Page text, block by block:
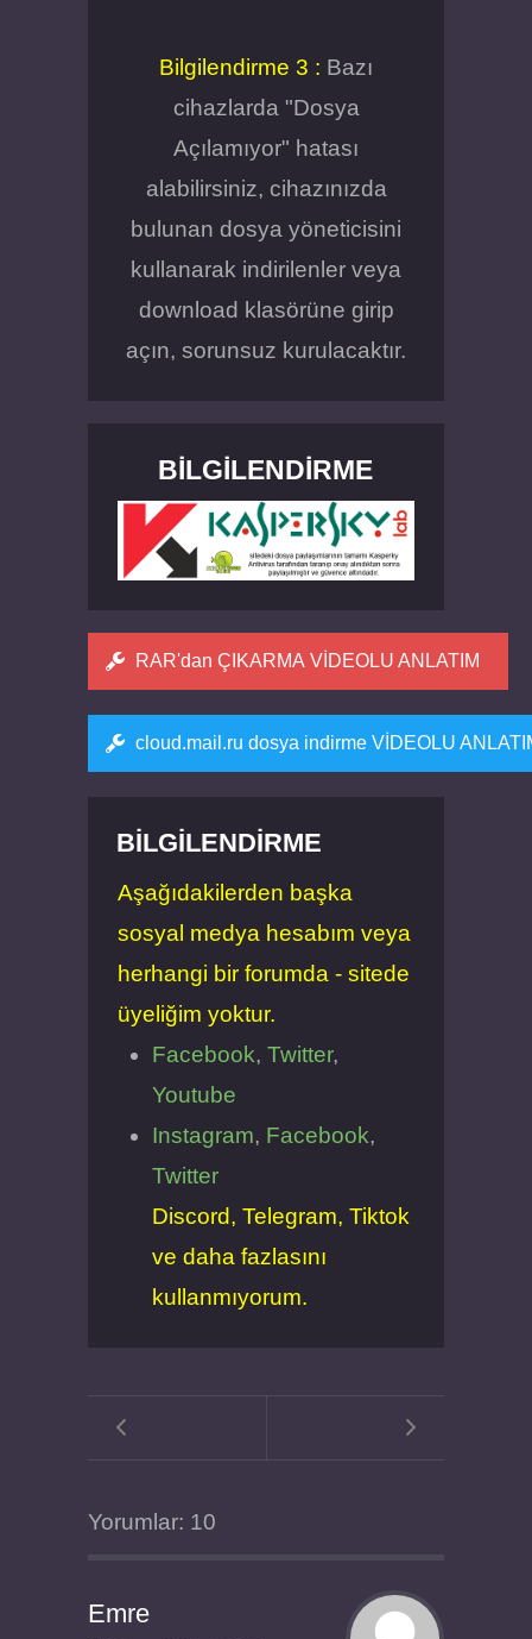
Bilgilendirme 3 : Bazı
cihazlarda "Dosya
Açılamıyor" hatası
alabilirsiniz, cihazınızda
bulunan dosya yöneticisini
kullanarak indirilenler veya
download klasörüne girip
açın, sorunsuz kurulacaktır.
BILGILENDIRME
RAR'dan ÇIKARMA VİDEOLU ANLATIM
cloud.mail.ru dosya indirme VİDEOLU
BILGILENDIRME
Aşağıdakilerden başka
sosyal medya hesabım veya
herhangi bir forumda - sitede
üyeliğim yoktur.
Facebook, Twitter,
Youtube
Instagram, Facebook,
Twitter
Discord, Telegram, Tiktok
ve daha fazlasını
kullanmıyorum.
Yorumlar: 10
Emre